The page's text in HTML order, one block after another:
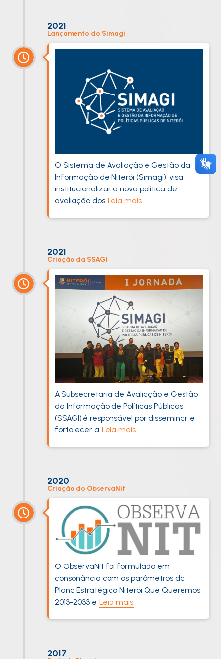
2021
Lançamento do Simagi
O Sistema de Avaliação e Gestão da
Informação de Niterói (Simagi) visa
institucionalizar a nova política de
avaliação dos Leia mais
2021
Criação da SSAGI
A Subsecretaria de Avaliação e Gestão
da Informação de Políticas Públicas
(SSAGI) é responsável por disseminar e
fortalecer a Leia mais
2020
Criação do ObservaNit
O ObservaNit foi formulado em
consonância com os parâmetros do
Plano Estratégico Niterói Que Queremos
2013-2033 e Leia mais
2017